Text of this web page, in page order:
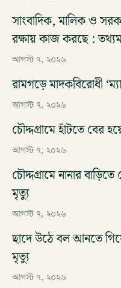
সাংবাদিক, মালিক ও
রক্ষায় কাজ করছে :
আগস্ট ৭, ২০২৬
রামগড়ে মাদকবিরোধী
আগস্ট ৭, ২০২৬
চৌদ্দগ্রামে হাঁটতে বের
আগস্ট ৭, ২০২৬
চৌদ্দগ্রামে নানার
মৃত্যু
আগস্ট ৭, ২০২৬
ছাদে উঠে বল আনতে গিয়ে
মৃত্যু
আগস্ট ৭, ২০২৬